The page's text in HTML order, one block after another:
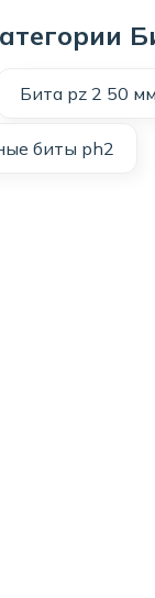
Бита pz 2 50 мм
биты ph2